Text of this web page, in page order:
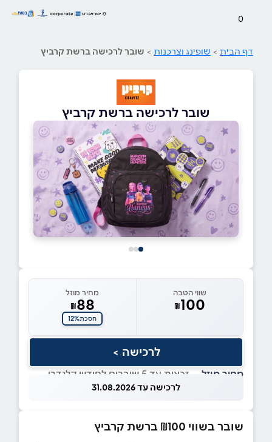
0
דף הבית > שופינג וצרכנות > שובר לרכישה ברשת קרביץ
שובר לרכישה ברשת קרביץ
שווי הטבה
₪100
מחיר מוזל
₪88
חסכת12%
לרכישה >
מחיר מוזל — זכאות עד 5 שוברים לחודש קלנדרי
לרכישה עד 31.08.2026
שובר בשווי ₪100 ברשת קרביץ